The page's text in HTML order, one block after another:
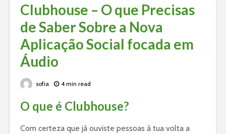
Clubhouse – O que Precisas
de Saber Sobre a Nova
Aplicação Social focada em
Áudio
sofia 4 min read
O que é Clubhouse?
Com certeza que já ouviste pessoas à tua volta a